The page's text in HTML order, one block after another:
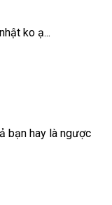
ko ạ...
bạn hay là ngược